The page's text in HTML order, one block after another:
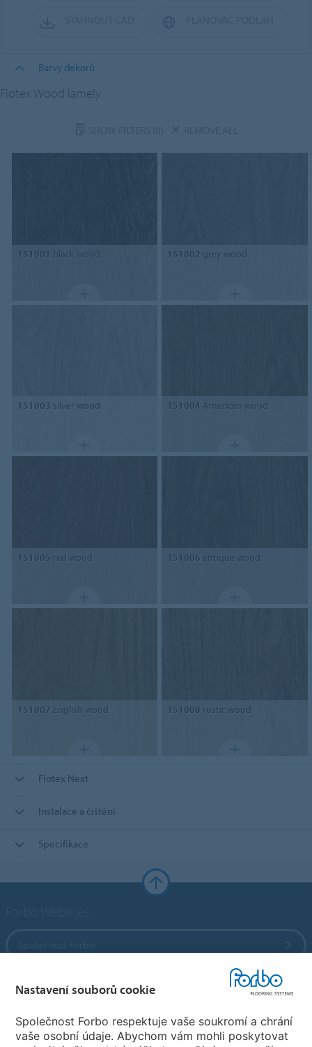
Barvy dekorů
Flotex Wood lamely
151001 black wood 151002 grey wood
151003 silver wood 151004 American wood
151005 red wood 151006 antique wood
151007 English wood 151008 rustic wood
Flotex Next
Instalace a čištění
Specifikace
Forbo Flooring Systems
Forbo Movement Systems
Nastavení souborů cookie
Společnost Forbo respektuje vaše soukromí a chrání
vaše osobní údaje. Abychom vám mohli poskytovat